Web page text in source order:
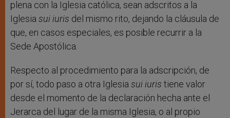
plena con la Iglesia católica, sean adscritos a la
Iglesia sui iuris del mismo rito, dejando la cláusula de
que, en casos especiales, es posible recurrir a la
Sede Apostólica.
Respecto al procedimiento para la adscripción, de
por sí, todo paso a otra Iglesia sui iuris tiene valor
desde el momento de la declaración hecha ante el
Jerarca del lugar de la misma Iglesia, o al propio